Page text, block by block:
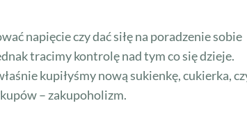
napięcie czy dać siłę na poradzenie sobie
tracimy kontrolę nad tym co się dzieje.
kupiłyśmy nową sukienkę, cukierka,
– zakupoholizm.